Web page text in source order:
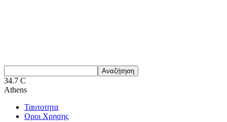
34.7 C
Athens
Ταυτοτητα
Οροι Χρησης